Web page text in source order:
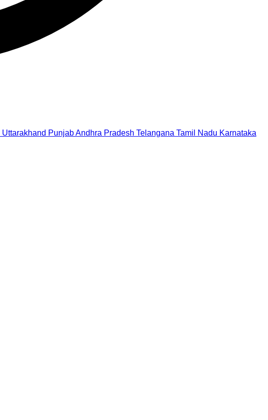
Uttarakhand PunjabAndhra Pradesh Telangana Tamil Nadu Karnataka